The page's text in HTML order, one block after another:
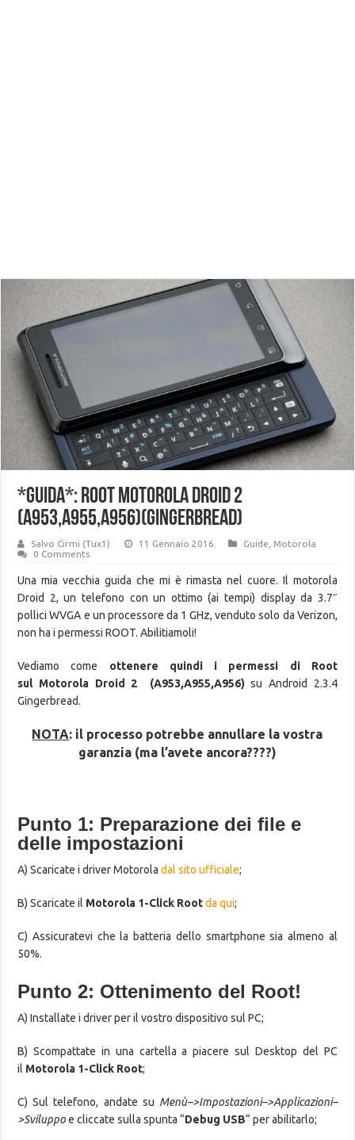
*GUIDA*: Root Motorola Droid 2
(A953,A955,A956)(Gingerbread)
Salvo Cirmi (Tux1) 11 Gennaio 2016 Guide
Motorola
0 Comments
Una mia vecchia guida che mi è rimasta nel cuore. Il motorola
Droid 2, un telefono con un ottimo (ai tempi) display da 3.7″
pollici WVGA e un processore da 1 GHz, venduto solo da Verizon,
non ha i permessi ROOT. Abilitiamoli!
Vediamo come ottenere quindi i permessi di Root
sul Motorola Droid 2 (A953,A955,A956)su Android 2.3.4
Gingerbread.
NOTA: il processo potrebbe annullare la vostra
garanzia (ma l’avete ancora????)
Punto 1: Preparazione dei file e
delle impostazioni
A) Scaricate i driver Motoroladal sito ufficiale;
B) Scaricate il Motorola 1-Click Rootda qui;
C) Assicuratevi che la batteria dello smartphone sia almeno al
50%.
Punto 2: Ottenimento del Root!
A) Installate i driver per il vostro dispositivo sul PC;
B) Scompattate in una cartella a piacere sul Desktop del PC
il Motorola 1-Click Root;
C) Sul telefono, andate su Menù–>Impostazioni–>Applicazioni–
>Sviluppoe cliccate sulla spunta “Debug USB“ per abilitarlo;